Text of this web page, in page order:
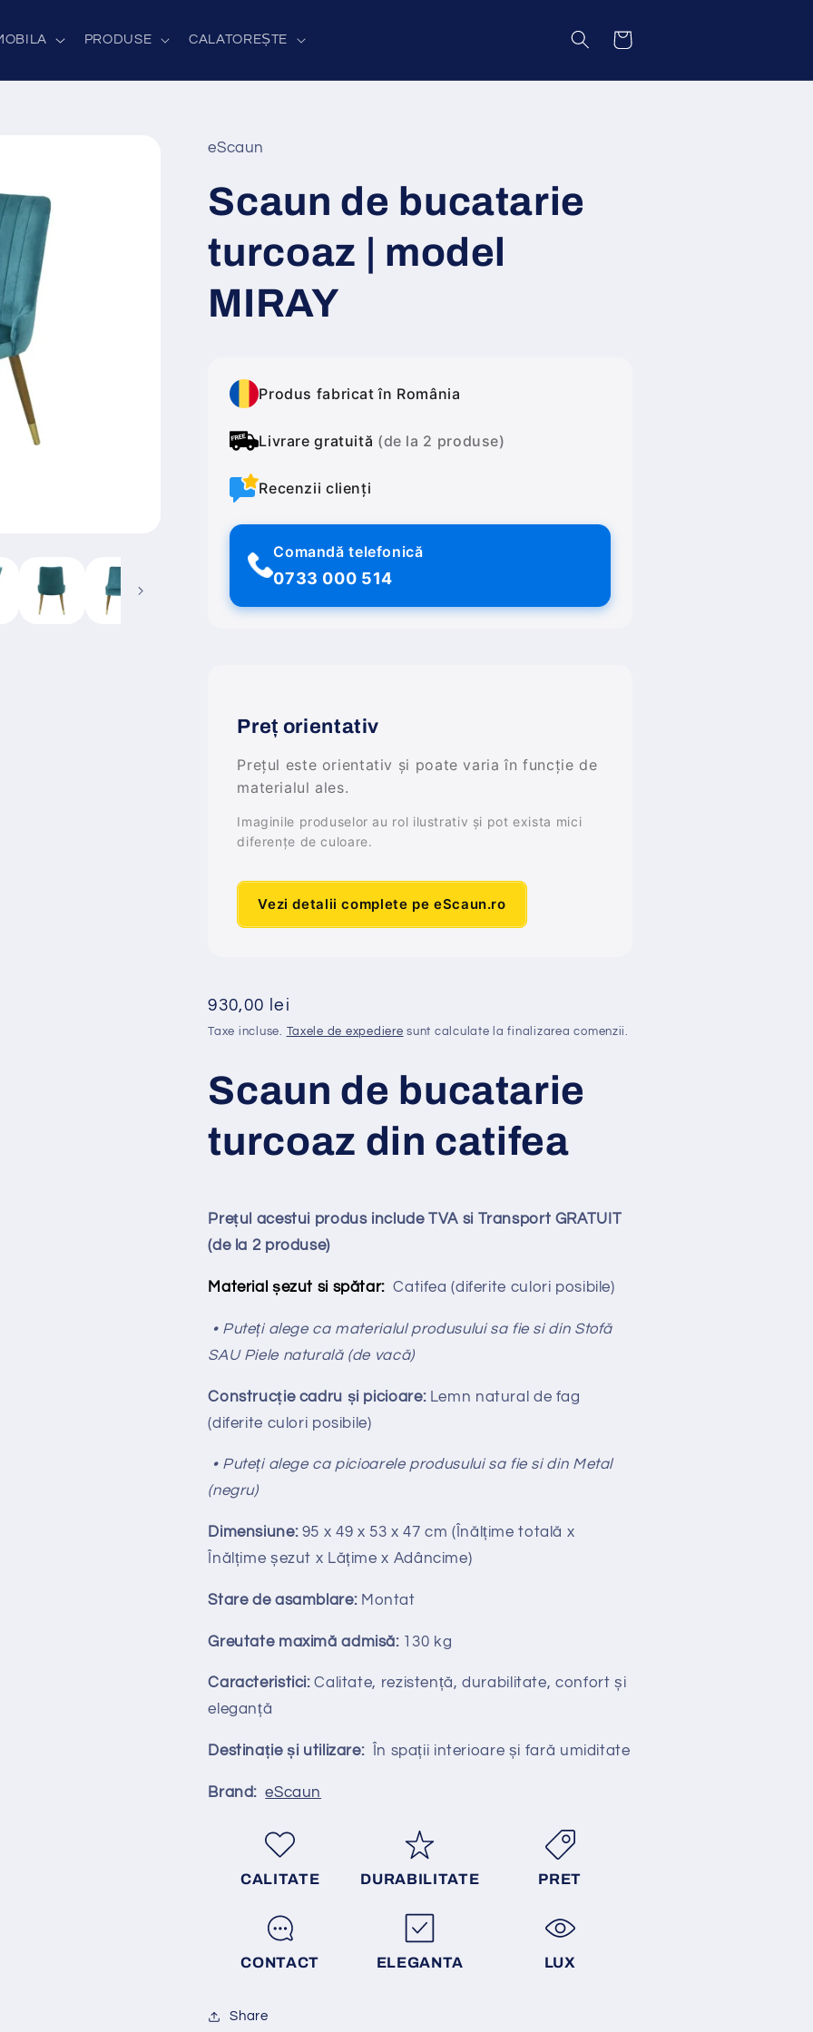
PRODUSE CALATOREȘTE Coș
eScaun
Scaun de bucatarie
turcoaz | model
MIRAY
Produs fabricat în România
Livrare gratuită (de la 2 produse)
Recenzii clienți
Comandă telefonică
0733 000 514
Preț orientativ
Prețul este orientativ și poate varia în funcție de
materialul ales.
Imaginile produselor au rol ilustrativ și pot exista mici
diferențe de culoare.
Vezi detalii complete pe eScaun.ro
Preț
obișnuit
930,00 lei
Taxe incluse. Taxele de expediere sunt calculate la finalizarea comenzii.
Scaun de bucatarie
turcoaz din catifea
Prețul acestui produs include TVA si Transport GRATUIT
(de la 2 produse)
Material șezut si spătar: Catifea(diferite culori posibile)
• Puteți alege ca materialul produsului sa fie si din Stofă
SAU Piele naturală (de vacă)
Construcție cadru și picioare:Lemn natural de fag
(diferite culori posibile)
• Puteți alege ca picioarele produsului sa fie si din Metal
(negru)
Dimensiune:95 x 49 x 53 x 47 cm (Înălțime totală x
Înălțime șezut x Lățime x Adâncime)
Stare de asamblare: Montat
Greutate maximă admisă: 130 kg
Caracteristici:Calitate, rezistență, durabilitate, confort și
eleganță
Destinație și utilizare:În spații interioare și fară umiditate
Brand:eScaun
CALITATE DURABILITATE PRET
CONTACT ELEGANTA LUX
Share